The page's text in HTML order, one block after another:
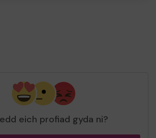
eich profiad gyda ni?